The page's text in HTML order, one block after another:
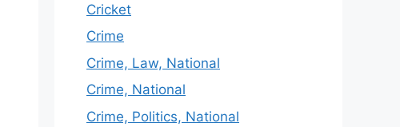
Cricket
Crime
Crime, Law, National
Crime, National
Crime, Politics, National